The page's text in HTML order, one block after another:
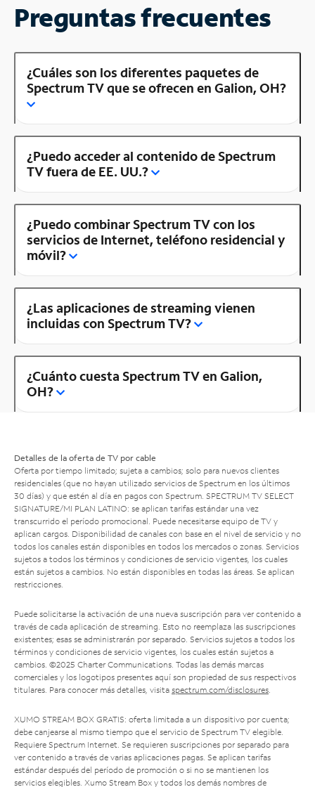
Preguntas frecuentes
¿Cuáles son los diferentes paquetes de
Spectrum TV que se ofrecen en Galion, OH?
¿Puedo acceder al contenido de Spectrum
TV fuera de EE. UU.?
¿Puedo combinar Spectrum TV con los
servicios de Internet, teléfono residencial y
móvil?
¿Las aplicaciones de streaming vienen
incluidas con Spectrum TV?
¿Cuánto cuesta Spectrum TV en Galion,
OH?
Detalles de la oferta de TV por cable
Oferta por tiempo limitado; sujeta a cambios; solo para nuevos clientes
residenciales (que no hayan utilizado servicios de Spectrum en los últimos
30 días) y que estén al día en pagos con Spectrum. SPECTRUM TV SELECT
SIGNATURE/MI PLAN LATINO: se aplican tarifas estándar una vez
transcurrido el período promocional. Puede necesitarse equipo de TV y
aplican cargos. Disponibilidad de canales con base en el nivel de servicio y no
todos los canales están disponibles en todos los mercados o zonas. Servicios
sujetos a todos los términos y condiciones de servicio vigentes, los cuales
están sujetos a cambios. No están disponibles en todas las áreas. Se aplican
restricciones.
Puede solicitarse la activación de una nueva suscripción para ver contenido a
través de cada aplicación de streaming. Esto no reemplaza las suscripciones
existentes; esas se administrarán por separado. Servicios sujetos a todos los
términos y condiciones de servicio vigentes, los cuales están sujetos a
cambios. ©2025 Charter Communications. Todas las demás marcas
comerciales y los logotipos presentes aquí son propiedad de sus respectivos
titulares. Para conocer más detalles, visita spectrum.com/disclosures.
XUMO STREAM BOX GRATIS: oferta limitada a un dispositivo por cuenta;
debe canjearse al mismo tiempo que el servicio de Spectrum TV elegible.
Requiere Spectrum Internet. Se requieren suscripciones por separado para
ver contenido a través de varias aplicaciones pagas. Se aplican tarifas
estándar después del período de promoción o si no se mantienen los
servicios elegibles. Xumo Stream Box y todos los demás nombres de